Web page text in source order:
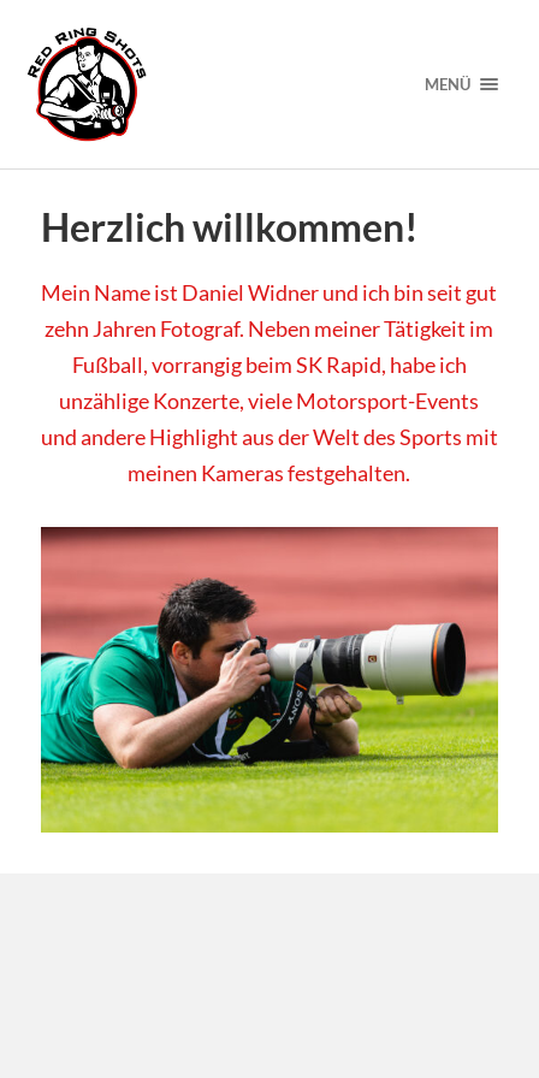
MENÜ
Herzlich willkommen!
Mein Name ist Daniel Widner und ich bin seit gut
zehn Jahren Fotograf. Neben meiner Tätigkeit im
Fußball, vorrangig beim SK Rapid, habe ich
unzählige Konzerte, viele Motorsport-Events
und andere Highlight aus der Welt des Sports mit
meinen Kameras festgehalten.